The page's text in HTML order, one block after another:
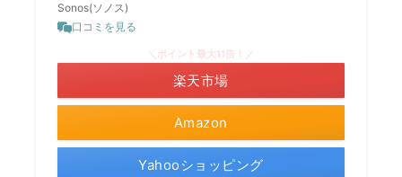
Sonos(ソノス)
口コミを見る
Amazon
＼ポイント最大11倍！／
楽天市場
Yahooショッピング